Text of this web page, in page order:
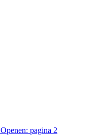
Openen: pagina 2